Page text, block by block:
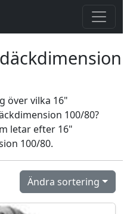
över vilka 16"
100/80?
letar efter 16"
100/80.
Ändra sortering